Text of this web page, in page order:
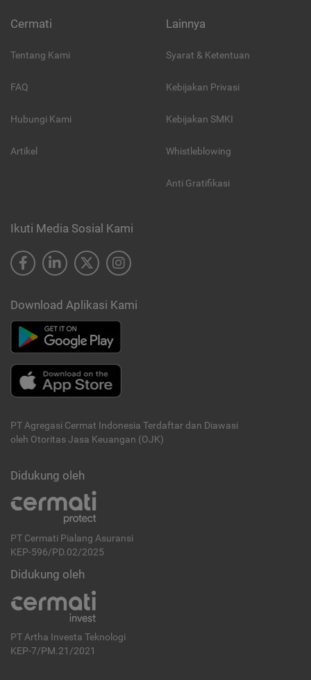
Cermati
Tentang Kami
FAQ
Hubungi Kami
Artikel
Lainnya
Syarat & Ketentuan
Kebijakan Privasi
Kebijakan SMKI
Whistleblowing
Anti Gratifikasi
Ikuti Media Sosial Kami
Download Aplikasi Kami
PT Agregasi Cermat Indonesia Terdaftar dan Diawasi
oleh Otoritas Jasa Keuangan (OJK)
Didukung oleh
PT Cermati Pialang Asuransi
KEP-596/PD.02/2025
Didukung oleh
PT Artha Investa Teknologi
KEP-7/PM.21/2021